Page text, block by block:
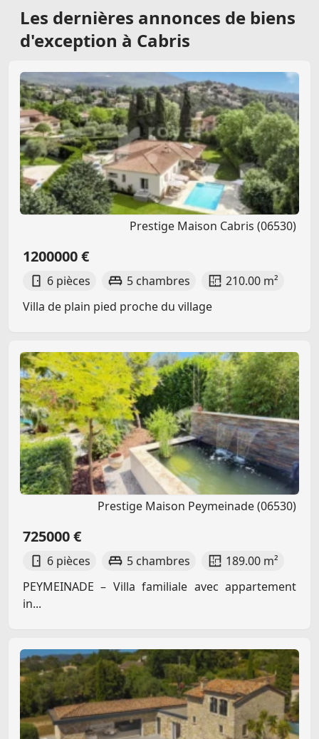
Les dernières annonces de biens
d'exception à Cabris
Prestige Maison Cabris (06530)
1200000 €
6 pièces 5 chambres
210.00 m²
Villa de plain pied proche du village
Prestige Maison Peymeinade (06530)
725000 €
6 pièces 5 chambres
189.00 m²
PEYMEINADE – Villa familiale avec appartement
in...